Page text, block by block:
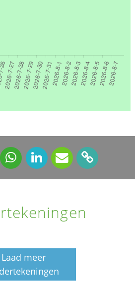
Laad meer